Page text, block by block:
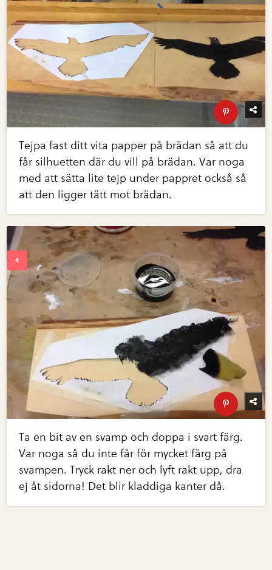
Tejpa fast ditt vita papper på brädan så att du
får silhuetten där du vill på brädan. Var noga
med att sätta lite tejp under pappret också så
att den ligger tätt mot brädan.
Ta en bit av en svamp och doppa i svart färg.
Var noga så du inte får för mycket färg på
svampen. Tryck rakt ner och lyft rakt upp, dra
ej åt sidorna! Det blir kladdiga kanter då.